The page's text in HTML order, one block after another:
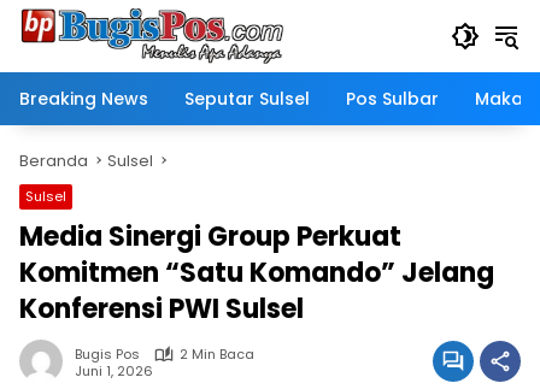
Langsung
Breaking News
Seputar Sulsel Pos Sulbar
Beranda Sulsel
Sulsel
Media Sinergi Group Perkuat
Komitmen “Satu Komando” Jelang
Konferensi PWI Sulsel
Bugis Pos
2 Min Baca
Juni 1, 2026